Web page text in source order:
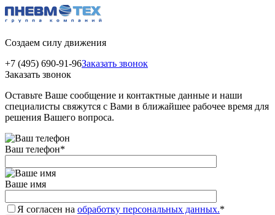
Создаем силу движения
+7 (495) 690-91-96Заказать звонок
Заказать звонок
Оставьте Ваше сообщение и контактные данные и наши
специалисты свяжутся с Вами в ближайшее рабочее время для
решения Вашего вопроса.
Ваш телефон*
Ваше имя
Я согласен на обработку персональных данных.*